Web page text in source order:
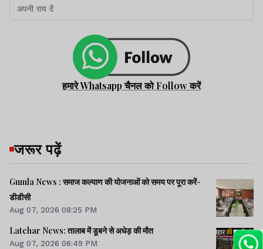
हमारे Whatsapp चैनल को Follow करें
जरूर पढ़ें
Gumla News : समाज कल्याण की योजनाओं को समय पर पूरा करें-
डीडीसी
Aug 07, 2026 08:25 PM
Latehar News: तालाब में डूबने से अधेड़ की मौत
Aug 07, 2026 06:49 PM